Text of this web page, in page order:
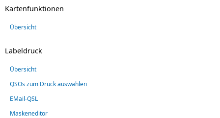
Kartenfunktionen
Übersicht
Labeldruck
Übersicht
QSOs zum Druck auswählen
EMail-QSL
Maskeneditor